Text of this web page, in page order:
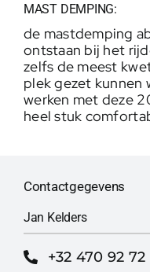
MAST DEMPING:
de mastdemping
ontstaan ​​bij het
zelfs de meest
plek gezet kunnen
werken met deze
heel stuk
Contactgegevens
Jan Kelders
+32 470 92